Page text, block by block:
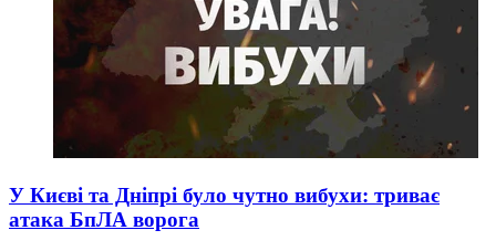
У Києві та Дніпрі було чутно вибухи: триває
атака БпЛА ворога